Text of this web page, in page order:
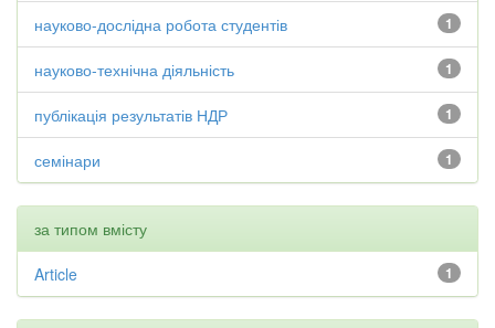
1
науково-дослідна робота студентів
1
науково-технічна діяльність
1
публікація результатів НДР
1
семінари
за типом вмісту
1
Article